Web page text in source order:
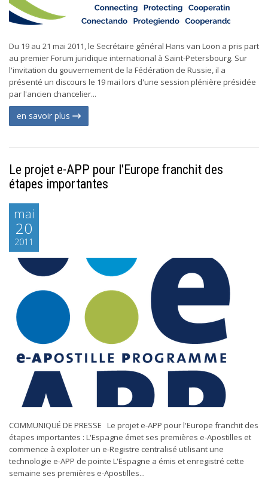
Du 19 au 21 mai 2011, le Secrétaire général Hans van Loon a pris part
au premier Forum juridique international à Saint-Petersbourg. Sur
l'invitation du gouvernement de la Fédération de Russie, il a
présenté un discours le 19 mai lors d'une session plénière présidée
par l'ancien chancelier...
en savoir plus
Le projet e-APP pour l'Europe franchit des
étapes importantes
mai
20
2011
COMMUNIQUÉ DE PRESSE Le projet e-APP pour l'Europe franchit des
étapes importantes : L'Espagne émet ses premières e-Apostilles et
commence à exploiter un e-Registre centralisé utilisant une
technologie e-APP de pointe L'Espagne a émis et enregistré cette
semaine ses premières e-Apostilles...